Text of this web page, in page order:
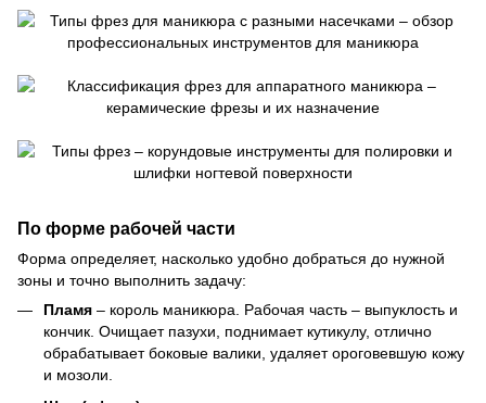
По форме рабочей части
Форма определяет, насколько удобно добраться до нужной
зоны и точно выполнить задачу:
Пламя – король маникюра. Рабочая часть – выпуклость и
кончик. Очищает пазухи, поднимает кутикулу, отлично
обрабатывает боковые валики, удаляет ороговевшую кожу
и мозоли.